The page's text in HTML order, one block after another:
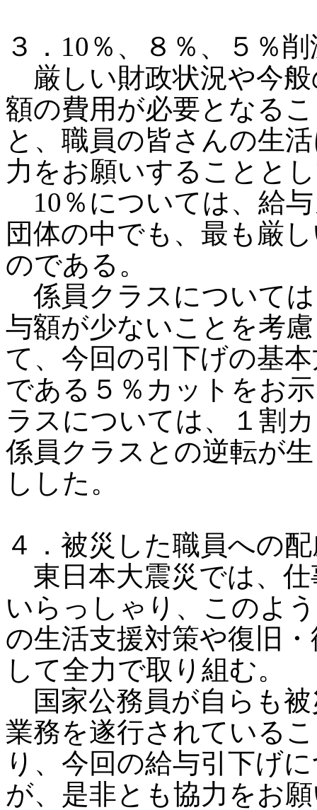
３．10％、８％、５％
厳しい財政状況や今般
額の費用が必要となる
と、職員の皆さんの生
力をお願いすることと
10％については、給
団体の中でも、最も厳
のである。
係員クラスについては
与額が少ないことを考
て、今回の引下げの基
である５％カットをお
ラスについては、１割
係員クラスとの逆転が
しした。
４．被災した職員への
東日本大震災では、仕
いらっしゃり、このよ
の生活支援対策や復旧
して全力で取り組む。
国家公務員が自らも
業務を遂行されている
り、今回の給与引下げ
が、是非とも協力をお